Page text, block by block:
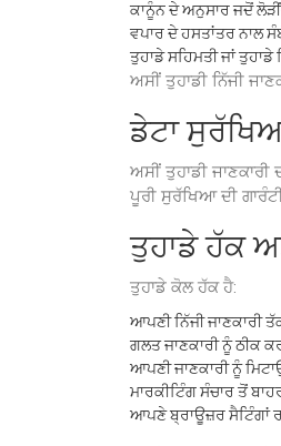
ਕਾਨੂੰਨ ਦੇ ਅਨੁਸਾਰ ਜਦੋਂ
ਵਪਾਰ ਦੇ ਹਸਤਾਂਤਰ ਨਾਲ
ਤੁਹਾਡੇ ਸਹਿਮਤੀ ਜਾਂ ਤੁਹਾਡੇ
ਅਸੀਂ ਤੁਹਾਡੀ ਨਿੱਜੀ
ਡੇਟਾ
ਅਸੀਂ ਤੁਹਾਡੀ
ਪੂਰੀ ਸੁਰੱਖਿਆ ਦੀ
ਤੁਹਾਡੇ ਹੱਕ
ਤੁਹਾਡੇ ਕੋਲ ਹੱਕ ਹੈ:
ਆਪਣੀ ਨਿੱਜੀ ਜਾਣਕਾਰੀ
ਗਲਤ ਜਾਣਕਾਰੀ ਨੂੰ ਠੀਕ
ਆਪਣੀ ਜਾਣਕਾਰੀ ਨੂੰ
ਮਾਰਕੀਟਿੰਗ ਸੰਚਾਰ ਤੋਂ
ਆਪਣੇ ਬ੍ਰਾਊਜ਼ਰ ਸੈਟਿੰਗਾਂ